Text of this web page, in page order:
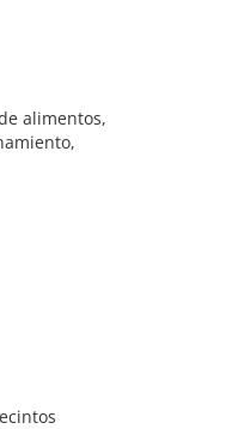
alimentos,